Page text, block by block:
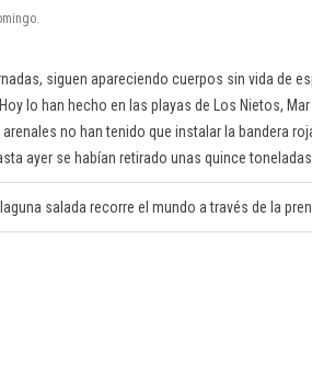
siguen apareciendo cuerpos sin vida de
lo han hecho en las playas de Los Nietos,
no han tenido que instalar la bandera
ayer se habían retirado unas quince
salada recorre el mundo a través de la